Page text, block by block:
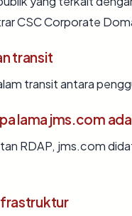
CSC Corporate
transit
transit antara
lama jms.com
RDAP, jms.com